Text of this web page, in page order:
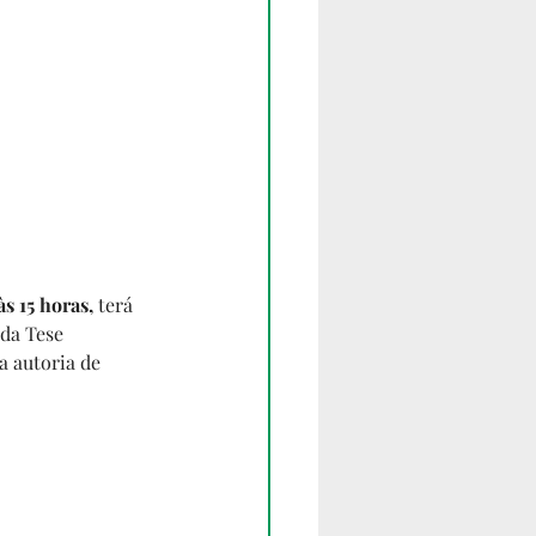
15 horas, terá
Tese
autoria de